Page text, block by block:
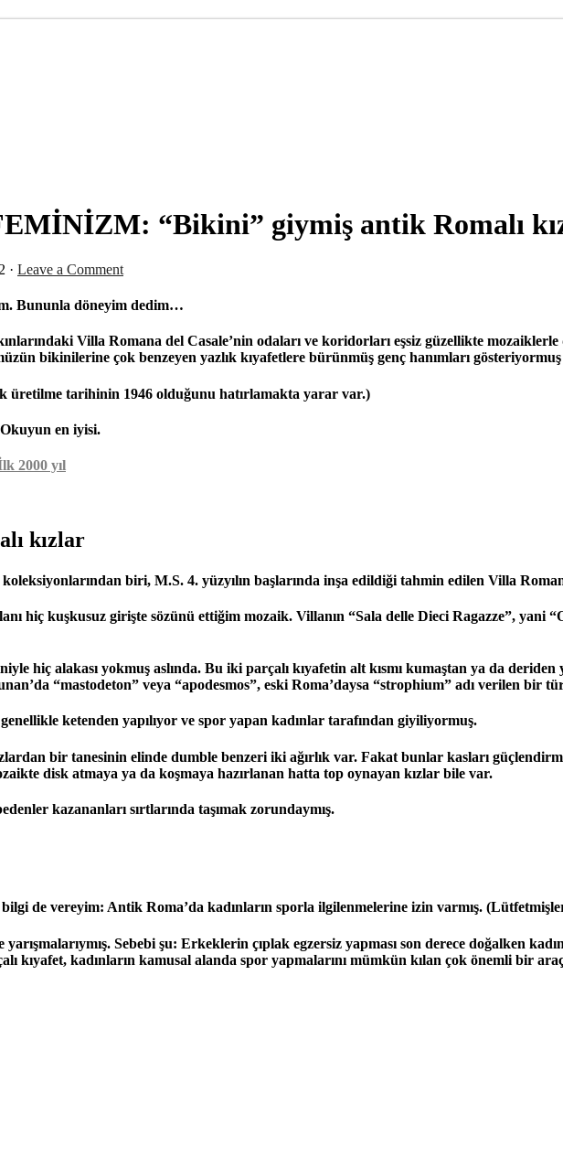
“Bikini” giymiş antik Romalı
· Leave a Comment
Bununla döneyim dedim…
Villa Romana del Casale’nin odaları ve koridorları eşsiz güzellikte mozaiklerle
bikinilerine çok benzeyen yazlık kıyafetlere bürünmüş genç hanımları
üretilme tarihinin 1946 olduğunu hatırlamakta yarar var.)
en iyisi.
2000 yıl
kızlar
biri, M.S. 4. yüzyılın başlarında inşa edildiği tahmin edilen Villa
hiç kuşkusuz girişte sözünü ettiğim mozaik. Villanın “Sala delle Dieci Ragazze”, yani
hiç alakası yokmuş aslında. Bu iki parçalı kıyafetin alt kısmı kumaştan ya da
“mastodeton” veya “apodesmos”, eski Roma’daysa “strophium” adı verilen bir
ketenden yapılıyor ve spor yapan kadınlar tarafından giyiliyormuş.
bir tanesinin elinde dumble benzeri iki ağırlık var. Fakat bunlar kasları
disk atmaya ya da koşmaya hazırlanan hatta top oynayan kızlar bile var.
kazananları sırtlarında taşımak zorundaymış.
de vereyim: Antik Roma’da kadınların sporla ilgilenmelerine izin varmış.
Sebebi şu: Erkeklerin çıplak egzersiz yapması son derece doğalken
kıyafet, kadınların kamusal alanda spor yapmalarını mümkün kılan çok önemli bir